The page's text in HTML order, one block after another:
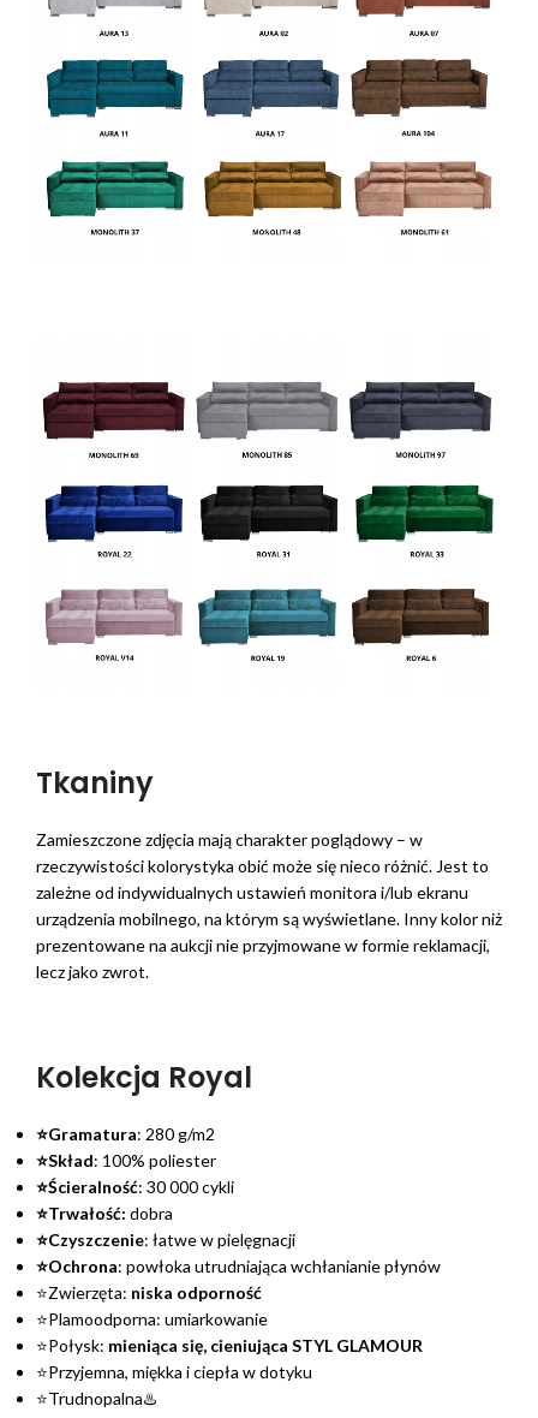
Tkaniny
Zamieszczone zdjęcia mają charakter poglądowy – w
rzeczywistości kolorystyka obić może się nieco różnić. Jest to
zależne od indywidualnych ustawień monitora i/lub ekranu
urządzenia mobilnego, na którym są wyświetlane. Inny kolor niż
prezentowane na aukcji nie przyjmowane w formie reklamacji,
lecz jako zwrot.
Kolekcja Royal
⭐Gramatura: 280 g/m2
⭐Skład: 100% poliester
⭐Ścieralność: 30 000 cykli
⭐Trwałość: dobra
⭐Czyszczenie: łatwe w pielęgnacji
⭐Ochrona: powłoka utrudniająca wchłanianie płynów
⭐Zwierzęta: niska odporność
⭐Plamoodporna: umiarkowanie
⭐Połysk: mieniąca się, cieniująca STYL GLAMOUR
⭐Przyjemna, miękka i ciepła w dotyku
⭐Trudnopalna♨️